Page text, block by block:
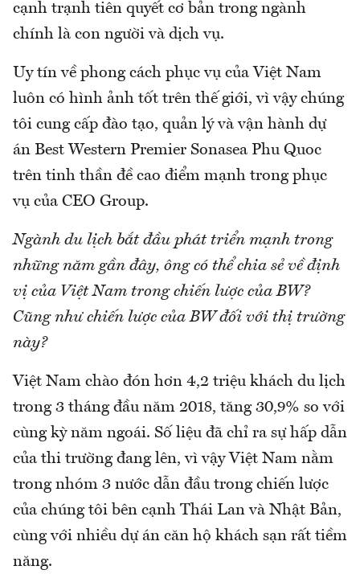
cạnh trạnh tiên quyết cơ bản trong ngành
chính là con người và dịch vụ.
Uy tín về phong cách phục vụ của Việt Nam
luôn có hình ảnh tốt trên thế giới, vì vậy chúng
tôi cung cấp đào tạo, quản lý và vận hành dự
án Best Western Premier Sonasea Phu Quoc
trên tinh thần đề cao điểm mạnh trong phục
vụ của CEO Group.
Ngành du lịch bắt đầu phát triển mạnh trong
những năm gần đây, ông có thể chia sẻ về định
vị của Việt Nam trong chiến lược của BW?
Cũng như chiến lược của BW đối với thị trường
này?
Việt Nam chào đón hơn 4,2 triệu khách du lịch
trong 3 tháng đầu năm 2018, tăng 30,9% so với
cùng kỳ năm ngoái. Số liệu đã chỉ ra sự hấp dẫn
của thi trường đang lên, vì vậy Việt Nam nằm
trong nhóm 3 nước dẫn đầu trong chiến lược
của chúng tôi bên cạnh Thái Lan và Nhật Bản,
cùng với nhiều dự án căn hộ khách sạn rất tiềm
năng.